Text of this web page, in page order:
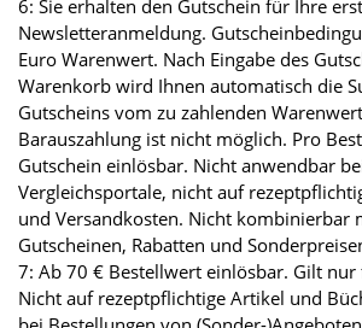
6: Sie erhalten den Gutschein für Ihre
Newsletteranmeldung.
Euro Warenwert. Nach Eingabe des
Warenkorb wird Ihnen automatisch die
Gutscheins vom zu zahlenden
Barauszahlung ist nicht möglich. Pro
Gutschein einlösbar. Nicht anwendbar
Vergleichsportale, nicht auf
und Versandkosten. Nicht kombinierbar
Gutscheinen, Rabatten und
7: Ab 70 € Bestellwert einlösbar. Gilt
Nicht auf rezeptpflichtige Artikel und